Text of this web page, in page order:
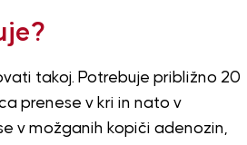
takoj. Potrebuje približno 20
prenese v kri in nato v
v možganih kopiči adenozin,